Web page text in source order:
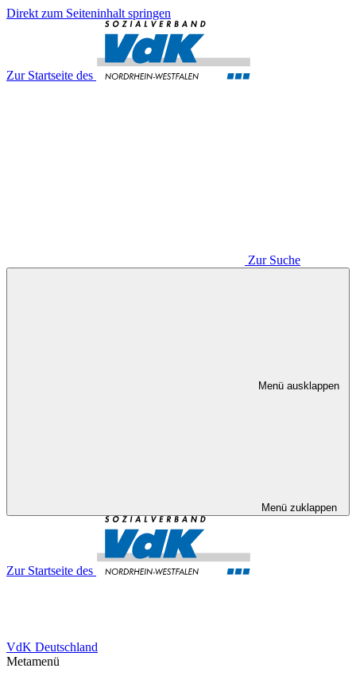
Direkt zum Seiteninhalt springen
Zur Startseite des
Zur Suche
Menü ausklappen
Menü zuklappen
Zur Startseite des
VdK Deutschland
Metamenü